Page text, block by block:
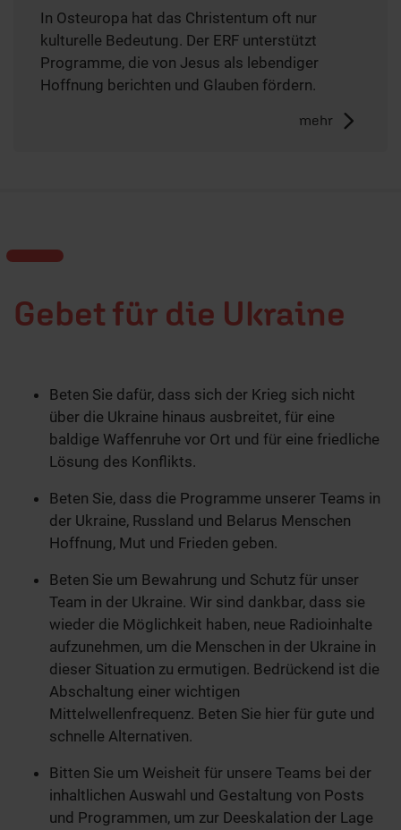
In Osteuropa hat das Christentum oft nur
kulturelle Bedeutung. Der ERF unterstützt
Programme, die von Jesus als lebendiger
Hoffnung berichten und Glauben fördern.
mehr
Gebet für die Ukraine
Beten Sie dafür, dass sich der Krieg sich nicht
über die Ukraine hinaus ausbreitet, für eine
baldige Waffenruhe vor Ort und für eine friedliche
Lösung des Konflikts.
Beten Sie, dass die Programme unserer Teams in
der Ukraine, Russland und Belarus Menschen
Hoffnung, Mut und Frieden geben.
Beten Sie um Bewahrung und Schutz für unser
Team in der Ukraine. Wir sind dankbar, dass sie
wieder die Möglichkeit haben, neue Radioinhalte
aufzunehmen, um die Menschen in der Ukraine in
dieser Situation zu ermutigen. Bedrückend ist die
Abschaltung einer wichtigen
Mittelwellenfrequenz. Beten Sie hier für gute und
schnelle Alternativen.
Bitten Sie um Weisheit für unsere Teams bei der
inhaltlichen Auswahl und Gestaltung von Posts
und Programmen, um zur Deeskalation der Lage